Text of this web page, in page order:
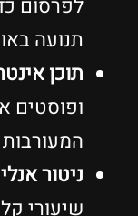
לפרסום
תנועה
תוכן
ופוסטים
ניטור
שיעורי